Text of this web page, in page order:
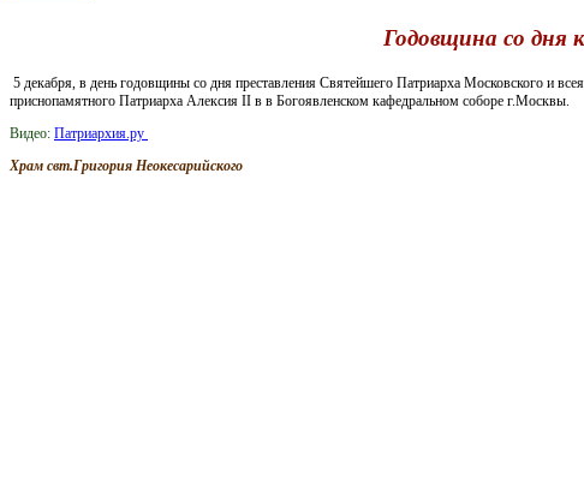
Годовщина со дня
5 декабря, в день годовщины со дня преставления Святейшего Патриарха Московского и
приснопамятного Патриарха Алексия II в в Богоявленском кафедральном соборе г.Москвы.
Видео: Патриархия.ру
Храм свт.Григория Неокесарийского